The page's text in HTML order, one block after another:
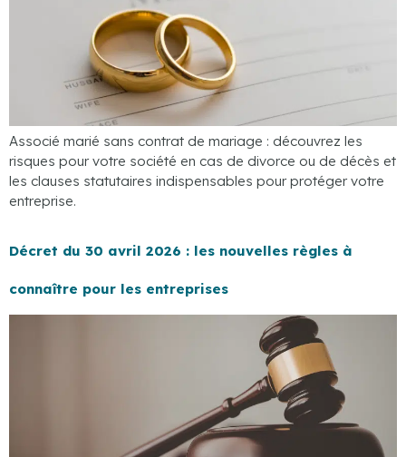
Associé marié sans contrat de mariage : découvrez les
risques pour votre société en cas de divorce ou de décès et
les clauses statutaires indispensables pour protéger votre
entreprise.
Décret du 30 avril 2026 : les nouvelles règles à
connaître pour les entreprises